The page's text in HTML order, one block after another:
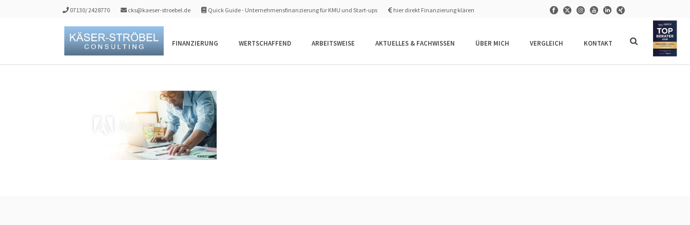
07130/ 2428770 cks@kaeser-stroebel.de Quick Guide - Unternehmensfinanzierung für KMU und Start-ups hier direkt Finanzierung klären
FINANZIERUNG WERTSCHAFFEND ARBEITSWEISE AKTUELLES & FACHWISSEN ÜBER MICH VERGLEICH KONTAKT